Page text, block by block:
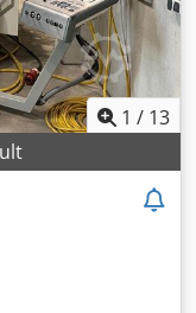
1 / 13